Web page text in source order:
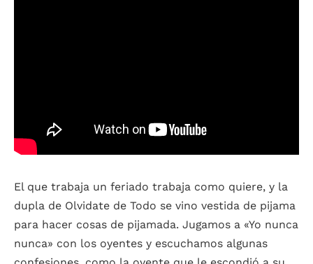
El que trabaja un feriado trabaja como quiere, y la
dupla de Olvidate de Todo se vino vestida de pijama
para hacer cosas de pijamada. Jugamos a «Yo nunca
nunca» con los oyentes y escuchamos algunas